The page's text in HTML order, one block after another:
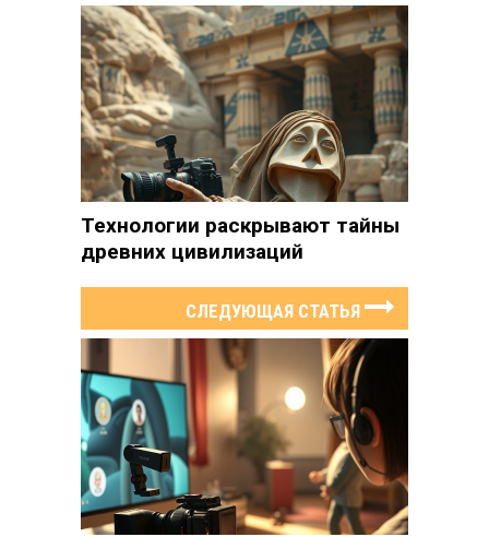
Технологии раскрывают тайны
древних цивилизаций
СЛЕДУЮЩАЯ СТАТЬЯ